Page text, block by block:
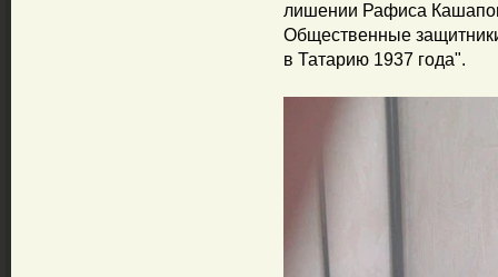
лишении Рафиса
Общественные
в Татарию 1937 года".